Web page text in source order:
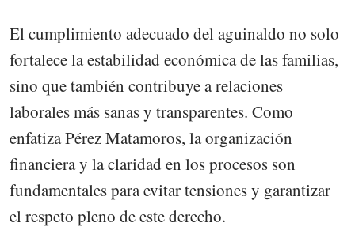
El cumplimiento adecuado del aguinaldo no solo
fortalece la estabilidad económica de las familias,
sino que también contribuye a relaciones
laborales más sanas y transparentes. Como
enfatiza Pérez Matamoros, la organización
financiera y la claridad en los procesos son
fundamentales para evitar tensiones y garantizar
el respeto pleno de este derecho.